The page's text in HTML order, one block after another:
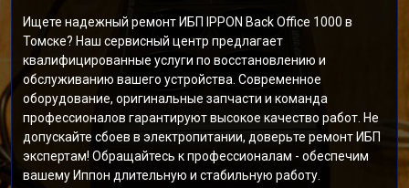
Ищете надежный ремонт ИБП IPPON Back Office 1000 в
Томске? Наш сервисный центр предлагает
квалифицированные услуги по восстановлению и
обслуживанию вашего устройства. Современное
оборудование, оригинальные запчасти и команда
профессионалов гарантируют высокое качество работ. Не
допускайте сбоев в электропитании, доверьте ремонт ИБП
экспертам! Обращайтесь к профессионалам - обеспечим
вашему Иппон длительную и стабильную работу.